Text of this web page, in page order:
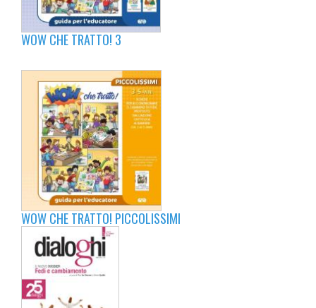
WOW CHE TRATTO! 3
WOW CHE TRATTO! PICCOLISSIMI